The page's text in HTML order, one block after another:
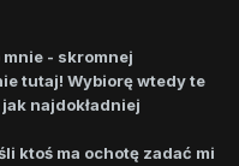
- skromnej
tutaj! Wybiorę wtedy te
najdokładniej
ktoś ma ochotę zadać mi